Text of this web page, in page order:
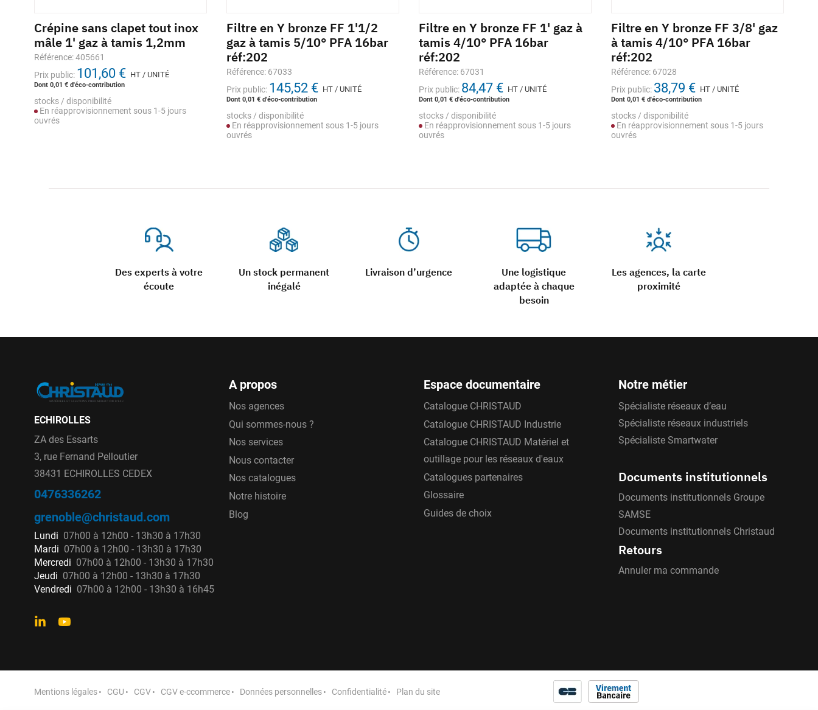
Des experts à votre
écoute
Un stock permanent
inégalé
Livraison d’urgence
Une logistique
adaptée à chaque
besoin
Les agences, la carte
proximité
Crépine sans clapet tout inox
mâle 1' gaz à tamis 1,2mm
Référence: 405661
Prix public: 101,60 € HT / UNITÉ
Dont 0,01 € d'éco-contribution
stocks / disponibilité
En réapprovisionnement sous 1-5 jours
ouvrés
Filtre en Y bronze FF 1'1/2
gaz à tamis 5/10° PFA 16bar
réf:202
Référence: 67033
Prix public: 145,52 € HT / UNITÉ
Dont 0,01 € d'éco-contribution
stocks / disponibilité
En réapprovisionnement sous 1-5 jours
ouvrés
Filtre en Y bronze FF 1' gaz à
tamis 4/10° PFA 16bar
réf:202
Référence: 67031
Prix public: 84,47 € HT / UNITÉ
Dont 0,01 € d'éco-contribution
stocks / disponibilité
En réapprovisionnement sous 1-5 jours
ouvrés
Filtre en Y bronze FF 3/8' gaz
à tamis 4/10° PFA 16bar
réf:202
Référence: 67028
Prix public: 38,79 € HT / UNITÉ
Dont 0,01 € d'éco-contribution
stocks / disponibilité
En réapprovisionnement sous 1-5 jours
ouvrés
ECHIROLLES
ZA des Essarts
3, rue Fernand Pelloutier
38431 ECHIROLLES CEDEX
0476336262
grenoble@christaud.com
Lundi 07h00 à 12h00 - 13h30 à 17h30
Mardi 07h00 à 12h00 - 13h30 à 17h30
Mercredi 07h00 à 12h00 - 13h30 à 17h30
Jeudi 07h00 à 12h00 - 13h30 à 17h30
Vendredi 07h00 à 12h00 - 13h30 à 16h45
A propos
Nos agences
Qui sommes-nous ?
Nos services
Nous contacter
Nos catalogues
Notre histoire
Blog
Espace documentaire
Catalogue CHRISTAUD
Catalogue CHRISTAUD Industrie
Catalogue CHRISTAUD Matériel et
outillage pour les réseaux d'eaux
Catalogues partenaires
Glossaire
Guides de choix
Notre métier
Spécialiste réseaux d’eau
Spécialiste réseaux industriels
Spécialiste Smartwater
Documents institutionnels
Documents institutionnels Groupe
SAMSE
Documents institutionnels Christaud
Retours
Annuler ma commande
Mentions légales CGU CGV CGV e-ccommerce Données personnelles Confidentialité Plan du site